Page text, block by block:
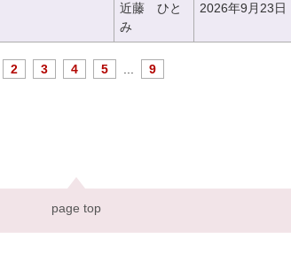
近藤 ひと
み
2026年9月23日
2 3 4 5 9
page top